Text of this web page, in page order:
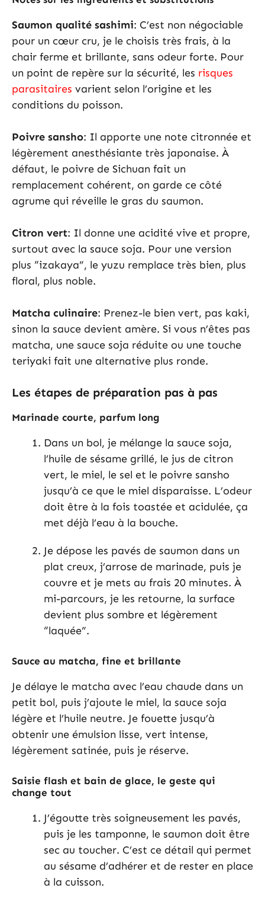
Saumon qualité sashimi: C’est non négociable
pour un cœur cru, je le choisis très frais, à la
chair ferme et brillante, sans odeur forte. Pour
un point de repère sur la sécurité, les risques
parasitaires varient selon l’origine et les
conditions du poisson.
Poivre sansho: Il apporte une note citronnée et
légèrement anesthésiante très japonaise. À
défaut, le poivre de Sichuan fait un
remplacement cohérent, on garde ce côté
agrume qui réveille le gras du saumon.
Citron vert: Il donne une acidité vive et propre,
surtout avec la sauce soja. Pour une version
plus “izakaya”, le yuzu remplace très bien, plus
floral, plus noble.
Matcha culinaire: Prenez-le bien vert, pas kaki,
sinon la sauce devient amère. Si vous n’êtes pas
matcha, une sauce soja réduite ou une touche
teriyaki fait une alternative plus ronde.
Les étapes de préparation pas à pas
Marinade courte, parfum long
Dans un bol, je mélange la sauce soja,
l’huile de sésame grillé, le jus de citron
vert, le miel, le sel et le poivre sansho
jusqu’à ce que le miel disparaisse. L’odeur
doit être à la fois toastée et acidulée, ça
met déjà l’eau à la bouche.
Je dépose les pavés de saumon dans un
plat creux, j’arrose de marinade, puis je
couvre et je mets au frais 20 minutes. À
mi-parcours, je les retourne, la surface
devient plus sombre et légèrement
“laquée”.
Sauce au matcha, fine et brillante
Je délaye le matcha avec l’eau chaude dans un
petit bol, puis j’ajoute le miel, la sauce soja
légère et l’huile neutre. Je fouette jusqu’à
obtenir une émulsion lisse, vert intense,
légèrement satinée, puis je réserve.
Saisie flash et bain de glace, le geste qui
change tout
J’égoutte très soigneusement les pavés,
puis je les tamponne, le saumon doit être
sec au toucher. C’est ce détail qui permet
au sésame d’adhérer et de rester en place
à la cuisson.